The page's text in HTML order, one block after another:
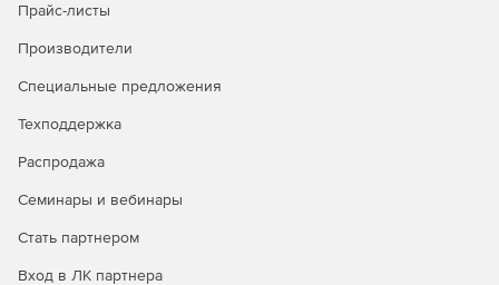
мультипроектного управления.
Встроенная система учета, позволяющая не только
работ, но и получать отчеты по исполнению проекта в
любых разрезах и за любой промежуток времени.
Встроенное руководство по управлению проектами,
и учитывающее специфику управления проектами в
России.
Прайс-листы
Производители
Специальные предложения
Техподдержка
Распродажа
Семинары и вебинары
Стать партнером
Вход в ЛК партнера